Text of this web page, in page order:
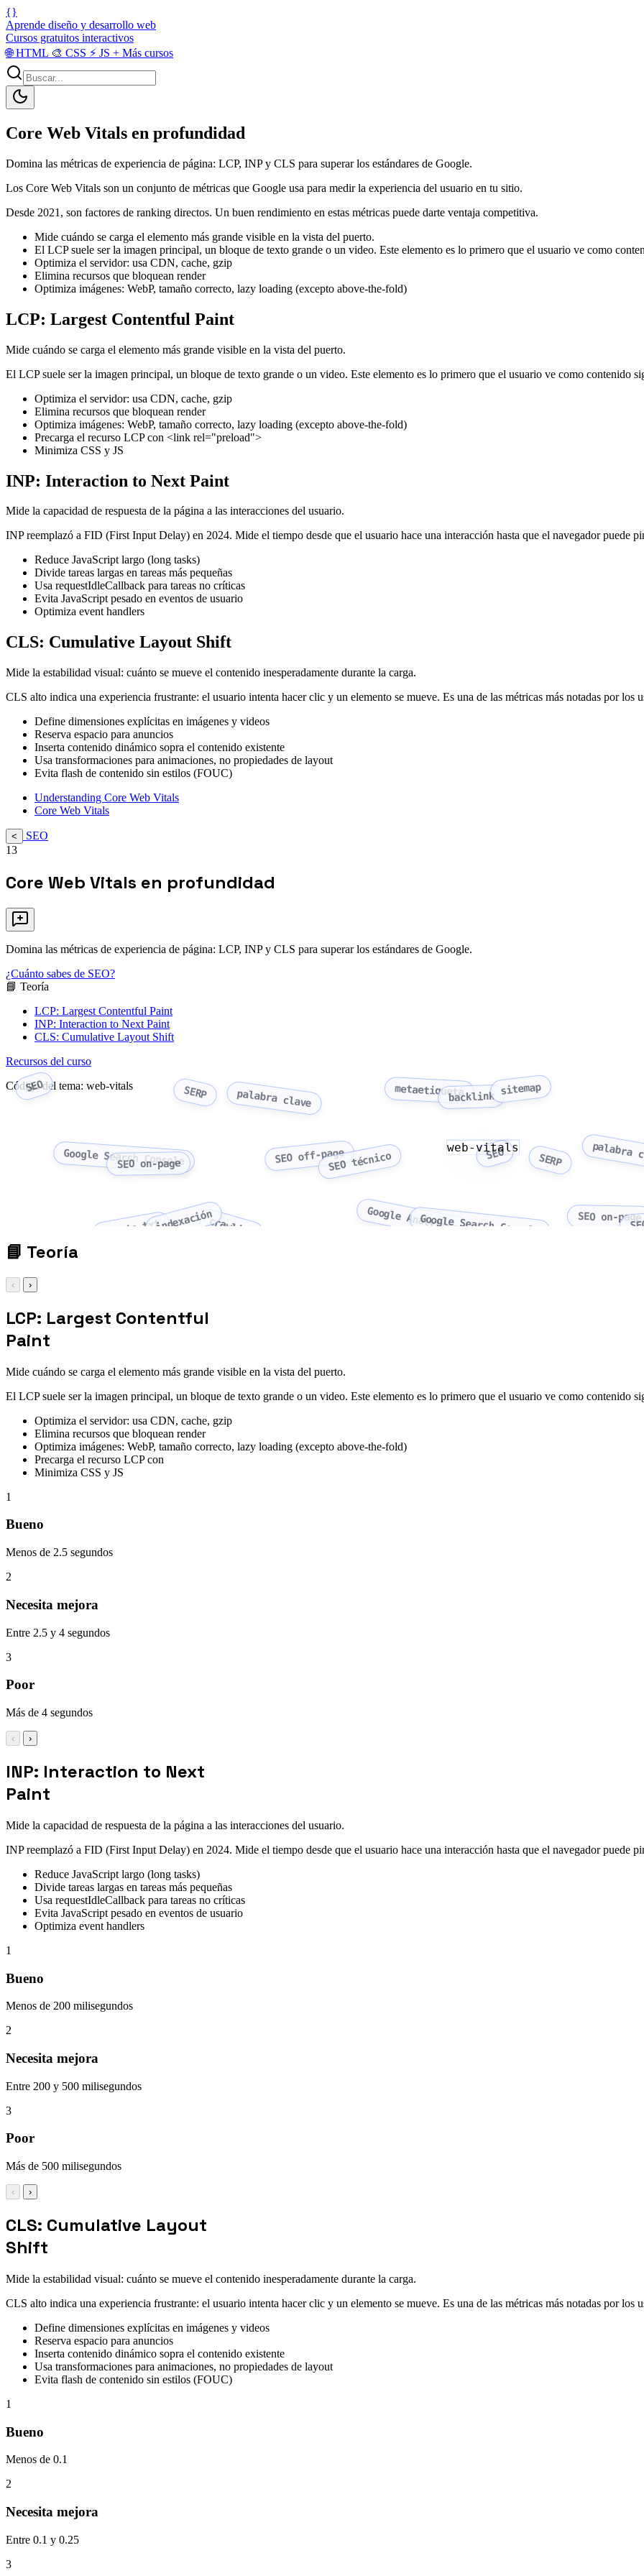
{}
Aprende diseño y desarrollo web
Cursos gratuitos interactivos
🌐HTML 🎨 CSS ⚡ JS + Más cursos
Core Web Vitals en profundidad
Domina las métricas de experiencia de página: LCP, INP y CLS para superar los estándares de Google.
Los Core Web Vitals son un conjunto de métricas que Google usa para medir la experiencia del usuario en tu sitio.
Desde 2021, son factores de ranking directos. Un buen rendimiento en estas métricas puede darte ventaja competitiva.
Mide cuándo se carga el elemento más grande visible en la vista del puerto.
El LCP suele ser la imagen principal, un bloque de texto grande o un video. Este elemento es lo primero que el usuario ve como
Optimiza el servidor: usa CDN, cache, gzip
Elimina recursos que bloquean render
Optimiza imágenes: WebP, tamaño correcto, lazy loading (excepto above-the-fold)
LCP: Largest Contentful Paint
Mide cuándo se carga el elemento más grande visible en la vista del puerto.
El LCP suele ser la imagen principal, un bloque de texto grande o un video. Este elemento es lo primero que el usuario ve como contenido
Optimiza el servidor: usa CDN, cache, gzip
Elimina recursos que bloquean render
Optimiza imágenes: WebP, tamaño correcto, lazy loading (excepto above-the-fold)
Precarga el recurso LCP con <link rel="preload">
Minimiza CSS y JS
INP: Interaction to Next Paint
Mide la capacidad de respuesta de la página a las interacciones del usuario.
INP reemplazó a FID (First Input Delay) en 2024. Mide el tiempo desde que el usuario hace una interacción hasta que el navegador puede
Reduce JavaScript largo (long tasks)
Divide tareas largas en tareas más pequeñas
Usa requestIdleCallback para tareas no críticas
Evita JavaScript pesado en eventos de usuario
Optimiza event handlers
CLS: Cumulative Layout Shift
Mide la estabilidad visual: cuánto se mueve el contenido inesperadamente durante la carga.
CLS alto indica una experiencia frustrante: el usuario intenta hacer clic y un elemento se mueve. Es una de las métricas más notadas por los
Define dimensiones explícitas en imágenes y videos
Reserva espacio para anuncios
Inserta contenido dinámico sopra el contenido existente
Usa transformaciones para animaciones, no propiedades de layout
Evita flash de contenido sin estilos (FOUC)
Understanding Core Web Vitals
Core Web Vitals
<
SEO
13
Core Web Vitals en profundidad
Domina las métricas de experiencia de página: LCP, INP y CLS para superar los estándares de Google.
¿Cuánto sabes de SEO?
📘 Teoría
LCP: Largest Contentful Paint
INP: Interaction to Next Paint
CLS: Cumulative Layout Shift
Recursos del curso
Código del tema: web-vitals
SEO SERP palabra clave metaetiquetabacklink sitemap
Google Search Console
SEO on-page SEO off-pageSEO técnico SEO SERP palabra
robots.txtindexacióncrawling Google AnalyticsGoogle Search Console SEO on-page
web-vitals
📘 Teoría
‹ ›
LCP: Largest Contentful
Paint
Mide cuándo se carga el elemento más grande visible en la vista del puerto.
El LCP suele ser la imagen principal, un bloque de texto grande o un video. Este elemento es lo primero que el usuario ve como contenido
Optimiza el servidor: usa CDN, cache, gzip
Elimina recursos que bloquean render
Optimiza imágenes: WebP, tamaño correcto, lazy loading (excepto above-the-fold)
Precarga el recurso LCP con
Minimiza CSS y JS
1
Bueno
Menos de 2.5 segundos
2
Necesita mejora
Entre 2.5 y 4 segundos
3
Poor
Más de 4 segundos
‹ ›
INP: Interaction to Next
Paint
Mide la capacidad de respuesta de la página a las interacciones del usuario.
INP reemplazó a FID (First Input Delay) en 2024. Mide el tiempo desde que el usuario hace una interacción hasta que el navegador puede
Reduce JavaScript largo (long tasks)
Divide tareas largas en tareas más pequeñas
Usa requestIdleCallback para tareas no críticas
Evita JavaScript pesado en eventos de usuario
Optimiza event handlers
1
Bueno
Menos de 200 milisegundos
2
Necesita mejora
Entre 200 y 500 milisegundos
3
Poor
Más de 500 milisegundos
‹ ›
CLS: Cumulative Layout
Shift
Mide la estabilidad visual: cuánto se mueve el contenido inesperadamente durante la carga.
CLS alto indica una experiencia frustrante: el usuario intenta hacer clic y un elemento se mueve. Es una de las métricas más notadas por los
Define dimensiones explícitas en imágenes y videos
Reserva espacio para anuncios
Inserta contenido dinámico sopra el contenido existente
Usa transformaciones para animaciones, no propiedades de layout
Evita flash de contenido sin estilos (FOUC)
1
Bueno
Menos de 0.1
2
Necesita mejora
Entre 0.1 y 0.25
3